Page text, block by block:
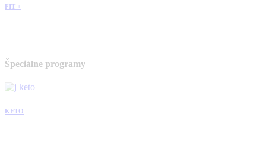
FIT +
Špeciálne programy
KETO